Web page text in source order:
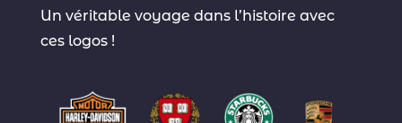
Un véritable voyage dans l’histoire avec
ces logos !